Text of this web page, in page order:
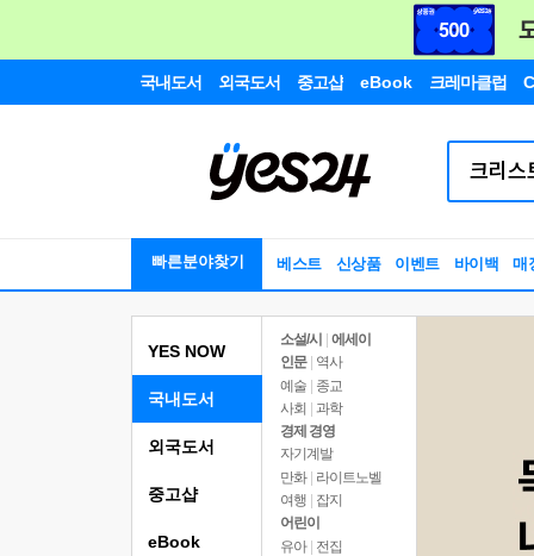
국내도서 외국도서 중고샵 eBook 크레마클럽
빠른분야찾기 베스트 신상품 이벤트 바이백 매
YES NOW
국내도서
소설/시
에세이
인문
역사
예술 | 종교
사회 | 과학
경제 경영
자기계발
만화 | 라이트노벨
여행
잡지
어린이
유아 | 전집
외국도서
중고샵
eBook